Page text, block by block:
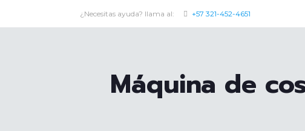
¿Necesitas ayuda? llama al: +57 321-452-4651
Máquina de